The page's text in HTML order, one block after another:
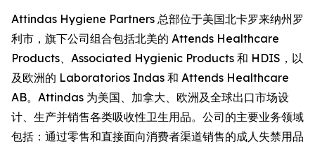
Attindas Hygiene Partners 总部位于美国北卡罗来纳州罗
利市，旗下公司组合包括北美的 Attends Healthcare
Products、Associated Hygienic Products 和 HDIS，以
及欧洲的 Laboratorios Indas 和 Attends Healthcare
AB。Attindas 为美国、加拿大、欧洲及全球出口市场设
计、生产并销售各类吸收性卫生用品。公司的主要业务领域
包括：通过零售和直接面向消费者渠道销售的成人失禁用品